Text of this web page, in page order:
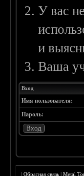
У вас
и
Ваша
Вход
Имя пользователя:
Пароль:
|Обратная связь |Metal